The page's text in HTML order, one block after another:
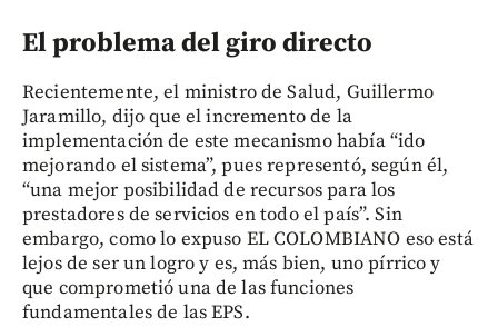
El problema del giro directo
Recientemente, el ministro de Salud, Guillermo
Jaramillo, dijo que el incremento de la
implementación de este mecanismo había “ido
mejorando el sistema”, pues representó, según él,
“una mejor posibilidad de recursos para los
prestadores de servicios en todo el país”. Sin
embargo, como lo expuso EL COLOMBIANO eso está
lejos de ser un logro y es, más bien, uno pírrico y
que comprometió una de las funciones
fundamentales de las EPS.